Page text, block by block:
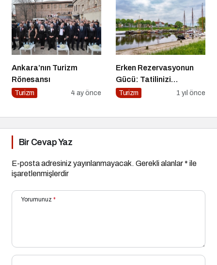
Ankara’nın Turizm
Rönesansı
Turizm 4 ay önce
Erken Rezervasyonun
Gücü: Tatilinizi
Planlayın, Avantajları
Turizm 1 yıl önce
Bir Cevap Yaz
E-posta adresiniz yayınlanmayacak. Gerekli alanlar* ile
işaretlenmişlerdir
Yorumunuz *